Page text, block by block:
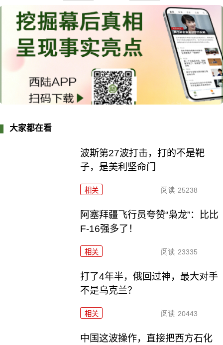
大家都在看
波斯第27波打击，打的不是靶
子，是美利坚命门
相关 阅读 25238
阿塞拜疆飞行员夸赞“枭龙”：比比
F-16强多了！
相关 阅读 23335
打了4年半，俄回过神，最大对手
不是乌克兰？
相关 阅读 20443
中国这波操作，直接把西方石化